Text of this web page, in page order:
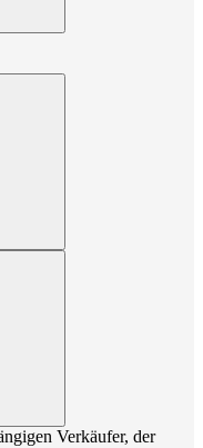
Verkäufer, der